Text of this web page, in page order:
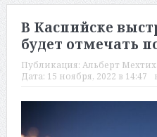
В Каспийске
будет отмечать
Публикация: Альберт
Дата: 15 ноября, 2022 в 14:47